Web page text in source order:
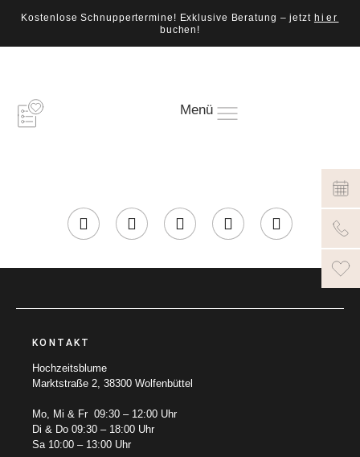
Kostenlose Schnuppertermine! Exklusive Beratung – jetzt hier
buchen!
Menü
KONTAKT
Hochzeitsblume
Marktstraße 2, 38300 Wolfenbüttel
Mo, Mi & Fr 09:30 – 12:00 Uhr
Di & Do 09:30 – 18:00 Uhr
Sa 10:00 – 13:00 Uhr